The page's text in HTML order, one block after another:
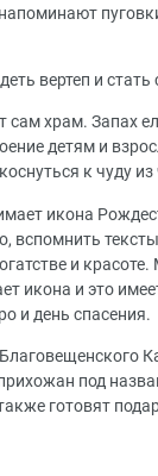
вертеп и
храм. Запах
детям и
к чуду из
икона
вспомнить
и
икона и это
и день спасения.
под
готовят